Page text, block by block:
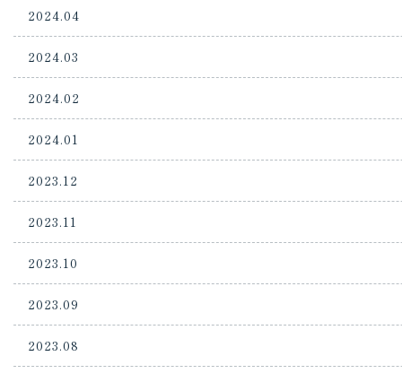
2024.04
2024.03
2024.02
2024.01
2023.12
2023.11
2023.10
2023.09
2023.08